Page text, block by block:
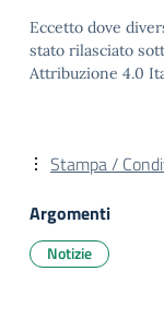
Eccetto dove
stato rilasciato
Attribuzione 4.0
Stampa /
Argomenti
Notizie